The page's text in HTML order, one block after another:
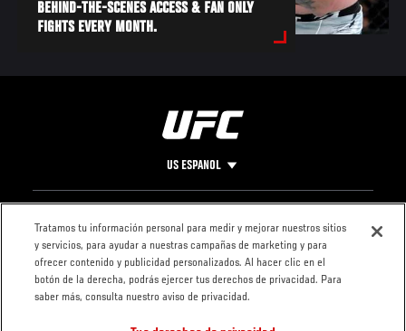
BEHIND-THE-SCENES ACCESS & FAN ONLY
FIGHTS EVERY MONTH.
US ESPANOL
Pie
de
Página
CONTACTO
LEGAL
Condiciones
Política de
privacidad
Tratamos tu información personal para medir y mejorar nuestros sitios
y servicios, para ayudar a nuestras campañas de marketing y para
ofrecer contenido y publicidad personalizados. Al hacer clic en el
botón de la derecha, podrás ejercer tus derechos de privacidad. Para
saber más, consulta nuestro aviso de privacidad.